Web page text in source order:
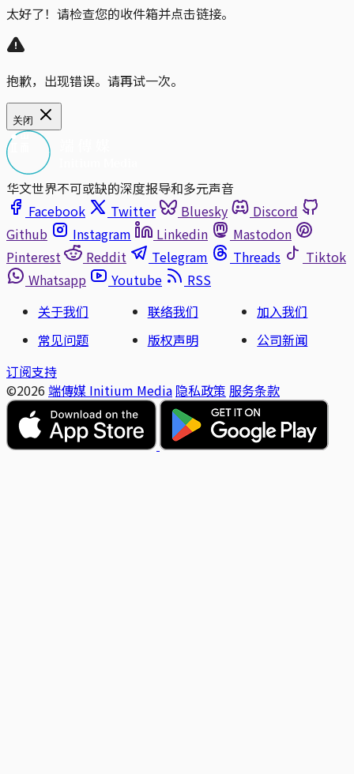
太好了！请检查您的收件箱并点击链接。
抱歉，出现错误。请再试一次。
关闭
华文世界不可或缺的深度报导和多元声音
Facebook
Twitter Bluesky
Discord
Github
Instagram Linkedin
Mastodon
Pinterest
Reddit Telegram Threads
Tiktok
Whatsapp
Youtube
RSS
关于我们
联络我们
加入我们
常见问题
版权声明
公司新闻
订阅支持
©2026 端傳媒 Initium Media 隐私政策 服务条款